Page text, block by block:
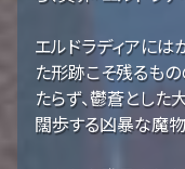
エルドラディアに
た形跡こそ残るも
たらず、鬱蒼とし
闊歩する凶暴な魔